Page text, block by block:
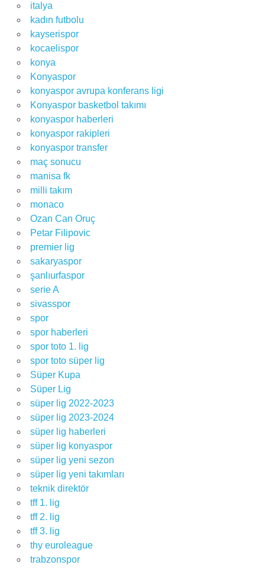
italya
kadın futbolu
kayserispor
kocaelispor
konya
Konyaspor
konyaspor avrupa konferans ligi
Konyaspor basketbol takımı
konyaspor haberleri
konyaspor rakipleri
konyaspor transfer
maç sonucu
manisa fk
milli takım
monaco
Ozan Can Oruç
Petar Filipovic
premier lig
sakaryaspor
şanlıurfaspor
serie A
sivasspor
spor
spor haberleri
spor toto 1. lig
spor toto süper lig
Süper Kupa
Süper Lig
süper lig 2022-2023
süper lig 2023-2024
süper lig haberleri
süper lig konyaspor
süper lig yeni sezon
süper lig yeni takımları
teknik direktör
tff 1. lig
tff 2. lig
tff 3. lig
thy euroleague
trabzonspor